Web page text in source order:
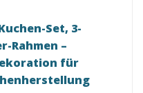
Set, 3-
Rahmen –
für